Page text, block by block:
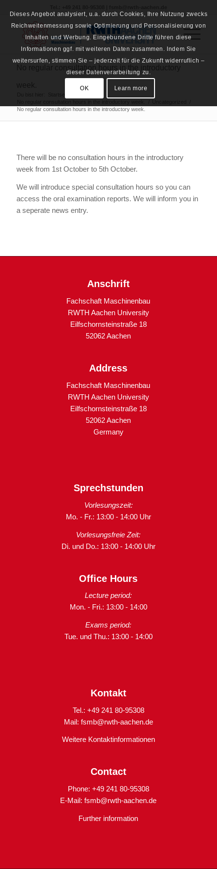
No regular consultation hours in the introductory week.
There will be no consultation hours in the introductory
week from 1st October to 5th October.
We will introduce special consultation hours so you can
access the oral examination reports. We will inform you in
a seperate news entry.
Anschrift
Fachschaft Maschinenbau
RWTH Aachen University
Eilfschornsteinstraße 18
52062 Aachen
Address
Fachschaft Maschinenbau
RWTH Aachen University
Eilfschornsteinstraße 18
52062 Aachen
Germany
Sprechstunden
Vorlesungszeit:
Mo. - Fr.: 13:00 - 14:00 Uhr
Vorlesungsfreie Zeit:
Di. und Do.: 13:00 - 14:00 Uhr
Office Hours
Lecture period:
Mon. - Fri.: 13:00 - 14:00
Exams period:
Tue. und Thu.: 13:00 - 14:00
Kontakt
Tel.: +49 241 80-95308
Mail: fsmb@rwth-aachen.de
Weitere Kontaktinformationen
Contact
Phone: +49 241 80-95308
E-Mail:fsmb@rwth-aachen.de
Further information
Dieses Angebot analysiert, u.a. durch Cookies, Ihre Nutzung zwecks
Reichweitenmessung sowie Optimierung und Personalisierung von
Inhalten und Werbung. Eingebundene Dritte führen diese
Informationen ggf. mit weiteren Daten zusammen. Indem Sie
weitersurfen, stimmen Sie – jederzeit für die Zukunft widerruflich –
dieser Datenverarbeitung zu.
OK Learn more